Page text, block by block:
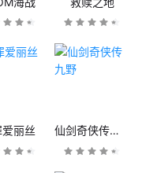
丽丝 仙剑奇侠传九野